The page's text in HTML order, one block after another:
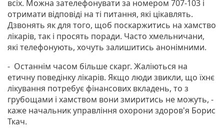
всіх. Можна зателефонувати за номером 707-103 і
отримати відповіді на ті питання, які цікавлять.
Дзвонять як для того, щоб поскаржитись на хамство
лікарів, так і просять поради. Часто хмельничани,
які телефонують, хочуть залишитись анонімними.
- Останнім часом більше скарг. Жаліються на
етичну поведінку лікарів. Якщо люди звикли, що їхнє
лікування потребує фінансових вкладень, то з
грубощами і хамством вони змиритись не можуть, -
каже начальник управління охорони здоров'я Борис
Ткач.